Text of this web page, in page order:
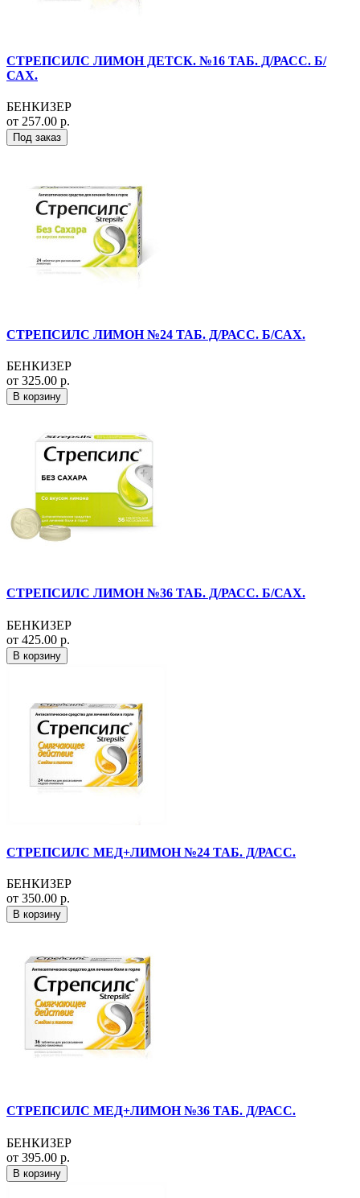
СТРЕПСИЛС ЛИМОН ДЕТСК. №16 ТАБ. Д/РАСС. Б/
САХ.
БЕНКИЗЕР
от 257.00 р.
Под заказ
СТРЕПСИЛС ЛИМОН №24 ТАБ. Д/РАСС. Б/САХ.
БЕНКИЗЕР
от 325.00 р.
В корзину
СТРЕПСИЛС ЛИМОН №36 ТАБ. Д/РАСС. Б/САХ.
БЕНКИЗЕР
от 425.00 р.
В корзину
СТРЕПСИЛС МЕД+ЛИМОН №24 ТАБ. Д/РАСС.
БЕНКИЗЕР
от 350.00 р.
В корзину
СТРЕПСИЛС МЕД+ЛИМОН №36 ТАБ. Д/РАСС.
БЕНКИЗЕР
от 395.00 р.
В корзину